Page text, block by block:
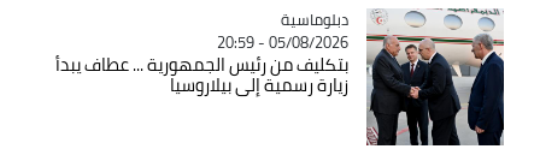
Catégorie
دبلوماسية
05/08/2026 - 20:59
بتكليف من رئيس الجمهورية ... عطاف يبدأ
زيارة رسمية إلى بيلاروسيا